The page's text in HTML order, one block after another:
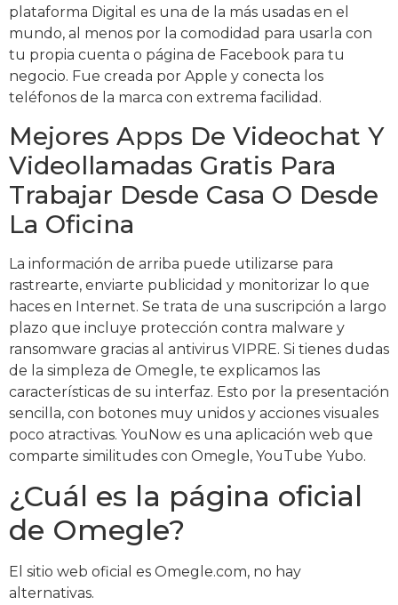
plataforma Digital es una de la más usadas en el
mundo, al menos por la comodidad para usarla con
tu propia cuenta o página de Facebook para tu
negocio. Fue creada por Apple y conecta los
teléfonos de la marca con extrema facilidad.
Mejores Apps De Videochat Y
Videollamadas Gratis Para
Trabajar Desde Casa O Desde
La Oficina
La información de arriba puede utilizarse para
rastrearte, enviarte publicidad y monitorizar lo que
haces en Internet. Se trata de una suscripción a largo
plazo que incluye protección contra malware y
ransomware gracias al antivirus VIPRE. Si tienes dudas
de la simpleza de Omegle, te explicamos las
características de su interfaz. Esto por la presentación
sencilla, con botones muy unidos y acciones visuales
poco atractivas. YouNow es una aplicación web que
comparte similitudes con Omegle, YouTube Yubo.
¿Cuál es la página oficial
de Omegle?
El sitio web oficial es Omegle.com, no hay
alternativas.